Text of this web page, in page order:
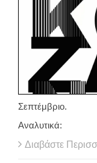
Σεπτέμβριο.
Αναλυτικά:
Διαβάστε